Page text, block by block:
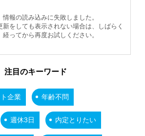
情報の読み込みに失敗しました。
新をしても表示されない場合は、しばらく
経ってから再度お試しください。
注目のキーワード
企業 年齢不問
週休3日 内定とりたい